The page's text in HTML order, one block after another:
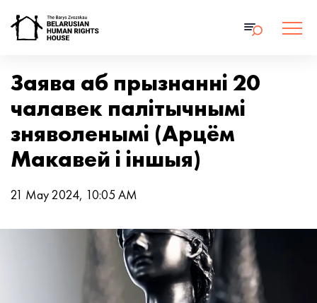
Заява аб прызнанні 20
чалавек палітычнымі
зняволенымі (Арцём
Макавей і іншыя)
21 May 2024, 10:05 AM